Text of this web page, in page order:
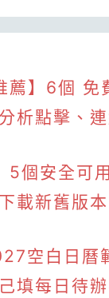
薦】6個 免
析點擊、
5個安全可
載新舊版
空白日曆
填每日待